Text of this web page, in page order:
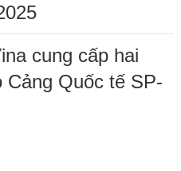
cung cấp hai
Quốc tế SP-